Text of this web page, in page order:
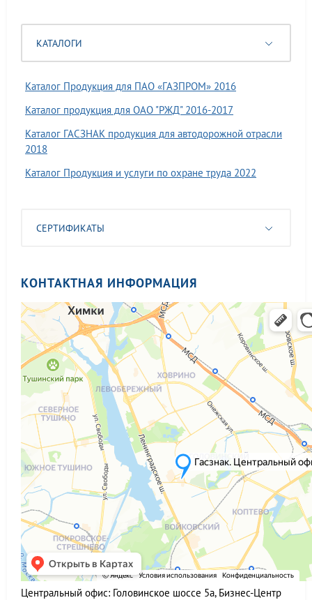
КАТАЛОГИ
Каталог Продукция для ПАО «ГАЗПРОМ» 2016
Каталог продукция для ОАО "РЖД" 2016-2017
Каталог ГАСЗНАК продукция для автодорожной отрасли
2018
Каталог Продукция и услуги по охране труда 2022
СЕРТИФИКАТЫ
КОНТАКТНАЯ ИНФОРМАЦИЯ
Центральный офис: Головинское шоссе 5а, Бизнес-Центр